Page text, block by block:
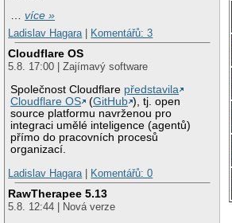
…více »
Ladislav Hagara
Komentářů: 3
Cloudflare OS
5.8. 17:00 | Zajímavý software
Společnost Cloudflare představila
Cloudflare OS
(GitHub ), tj. open
source platformu navrženou pro
integraci umělé inteligence (agentů)
přímo do pracovních procesů
organizací.
Ladislav Hagara
Komentářů: 0
RawTherapee 5.13
5.8. 12:44 | Nová verze